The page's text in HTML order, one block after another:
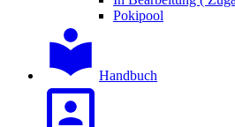
Pokipool
Handbuch